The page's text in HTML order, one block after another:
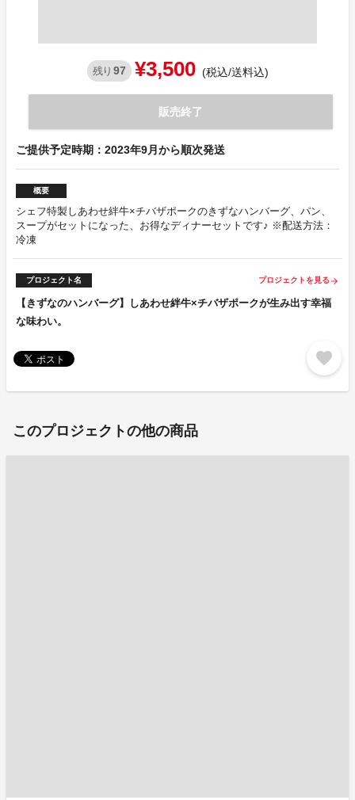
残り 97 ¥3,500 (税込/送料込)
販売終了
ご提供予定時期：2023年9月から順次発送
概要
シェフ特製しあわせ絆牛×チバザポークのきずなハンバーグ、パン、
スープがセットになった、お得なディナーセットです♪ ※配送方法：
冷凍
プロジェクト名 プロジェクトを見る arrow_forward
【きずなのハンバーグ】しあわせ絆牛×チバザポークが生み出す幸福
な味わい。
favorite
このプロジェクトの他の商品